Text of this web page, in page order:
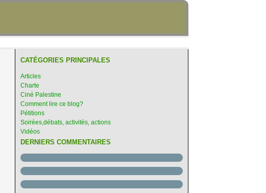
CATÉGORIES PRINCIPALES
Articles
Charte
Ciné Palestine
Comment lire ce blog?
Pétitions
Soirées,débats, activités, actions
Vidéos
DERNIERS COMMENTAIRES